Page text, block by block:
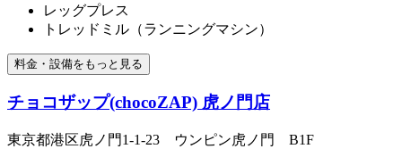
レッグプレス
トレッドミル（ランニングマシン）
料金・設備をもっと見る
チョコザップ(chocoZAP) 虎ノ門店
東京都港区虎ノ門1-1-23 ウンピン虎ノ門 B1F